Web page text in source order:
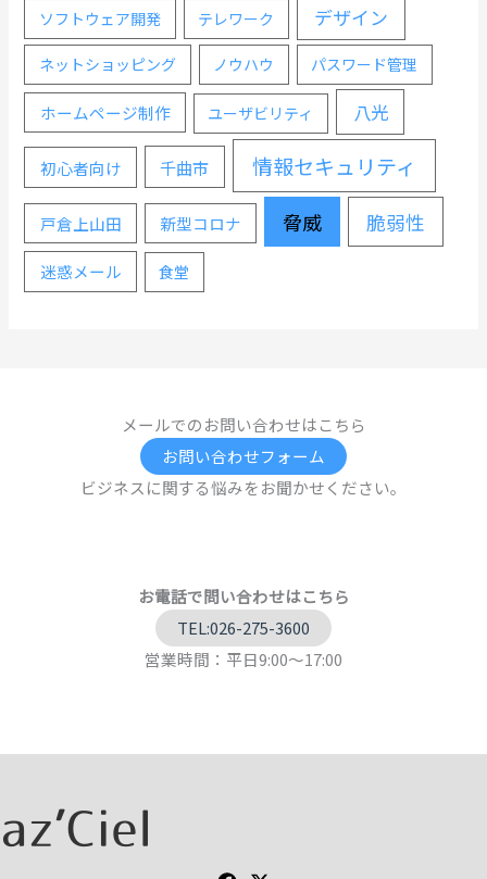
ソフトウェア開発 テレワーク デザイン
ネットショッピング ノウハウ パスワード管理
ホームページ制作 ユーザビリティ 八光
初心者向け 千曲市 情報セキュリティ
戸倉上山田 新型コロナ 脅威 脆弱性
迷惑メール 食堂
メールでのお問い合わせはこちら
お問い合わせフォーム
ビジネスに関する悩みをお聞かせください。
お電話で問い合わせはこちら
TEL:026-275-3600
営業時間：平日9:00～17:00